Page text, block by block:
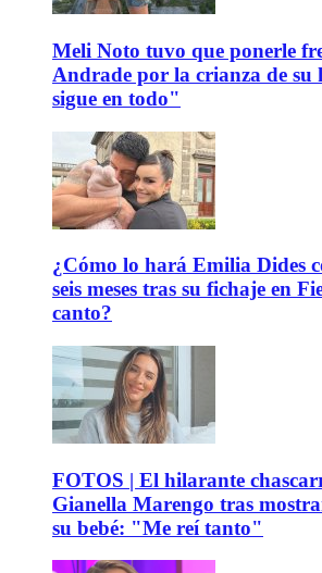
Meli Noto tuvo que ponerle
Andrade por la crianza de
sigue en todo"
¿Cómo lo hará Emilia Dides
seis meses tras su fichaje en
canto?
FOTOS | El hilarante
Gianella Marengo tras
su bebé: "Me reí tanto"